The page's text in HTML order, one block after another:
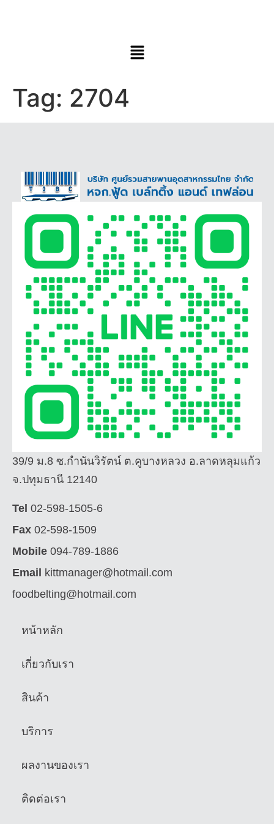
Tag: 2704
39/9 ม.8 ซ.กำนันวิรัตน์ ต.คูบางหลวง อ.ลาดหลุมแก้ว
จ.ปทุมธานี 12140
Tel 02-598-1505-6
Fax 02-598-1509
Mobile 094-789-1886
Email kittmanager@hotmail.com
foodbelting@hotmail.com
หน้าหลัก
เกี่ยวกับเรา
สินค้า
บริการ
ผลงานของเรา
ติดต่อเรา